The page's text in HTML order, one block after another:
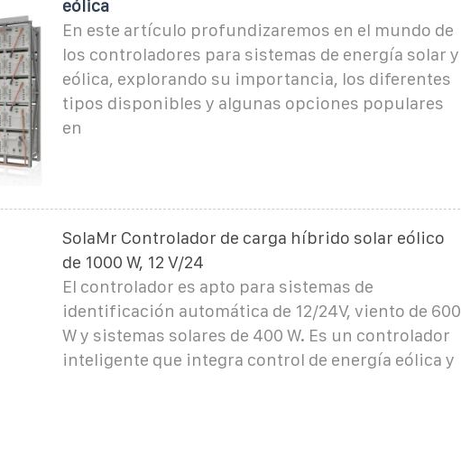
eólica
En este artículo profundizaremos en el mundo de
los controladores para sistemas de energía solar y
eólica, explorando su importancia, los diferentes
tipos disponibles y algunas opciones populares
en
SolaMr Controlador de carga híbrido solar eólico
de 1000 W, 12 V/24
El controlador es apto para sistemas de
identificación automática de 12/24V, viento de 600
W y sistemas solares de 400 W. Es un controlador
inteligente que integra control de energía eólica y